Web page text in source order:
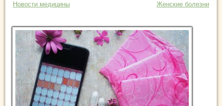
Новости медицины Женские болезни